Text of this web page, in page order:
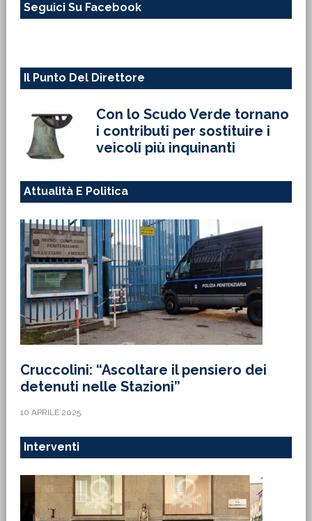
sito
Seguici Su Facebook
Il Punto Del Direttore
Con lo Scudo Verde tornano
i contributi per sostituire i
veicoli più inquinanti
Attualità E Politica
Cruccolini: “Ascoltare il pensiero dei
detenuti nelle Stazioni”
10 APRILE 2025
Interventi